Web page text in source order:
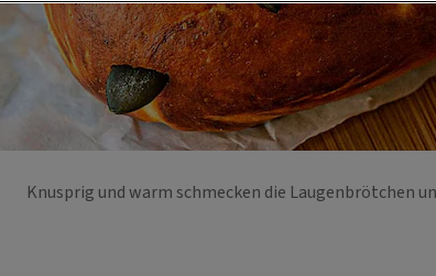
Knusprig und warm schmecken die Laugenbrötchen